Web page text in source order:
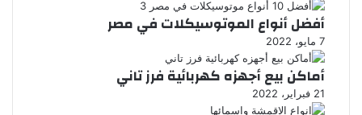
أفضل أنواع الموتوسيكلات في مصر
7 مايو، 2022
أماكن بيع أجهزه كهربائية فرز تاني
21 فبراير، 2022